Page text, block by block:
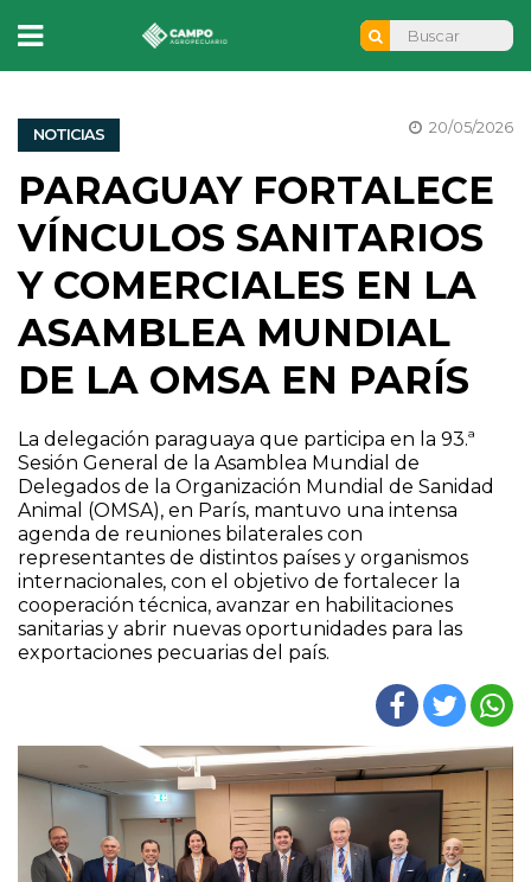
NOTICIAS 20/05/2026
PARAGUAY FORTALECE
VÍNCULOS SANITARIOS
Y COMERCIALES EN LA
ASAMBLEA MUNDIAL
DE LA OMSA EN PARÍS
La delegación paraguaya que participa en la 93.ª
Sesión General de la Asamblea Mundial de
Delegados de la Organización Mundial de Sanidad
Animal (OMSA), en París, mantuvo una intensa
agenda de reuniones bilaterales con
representantes de distintos países y organismos
internacionales, con el objetivo de fortalecer la
cooperación técnica, avanzar en habilitaciones
sanitarias y abrir nuevas oportunidades para las
exportaciones pecuarias del país.